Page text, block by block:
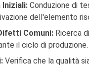
Iniziali: Conduzione di
dell'elemento
Comuni: Ricerca
il ciclo di produzione.
Verifica che la qualità